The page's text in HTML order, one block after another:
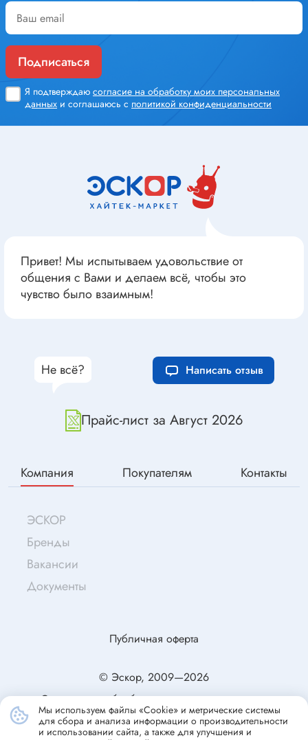
Подписаться
Я подтверждаю согласие на обработку моих персональных
данных и соглашаюсь с политикой конфиденциальности
Привет! Мы испытываем удовольствие от
общения с Вами и делаем всё, чтобы это
чувство было взаимным!
Прайс-лист за Август 2026
Не всё? Написать отзыв
Компания Покупателям Контакты
ЭСКОР
Бренды
Вакансии
Документы
© Эскор, 2009—2026
Согласие на обработку персональных данных
Политика конфиденциальности
Публичная оферта
Мы используем файлы «Cookie» и метрические системы
для сбора и анализа информации о производительности
и использовании сайта, а также для улучшения и